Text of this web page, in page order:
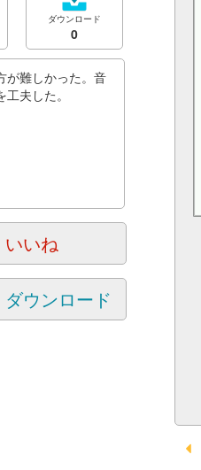
ダウンロード
0
が難しかった。音
夫した。
いいね
ダウンロード